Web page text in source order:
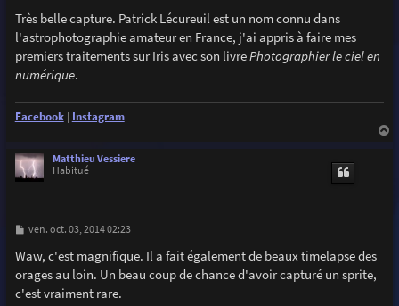
s
s
a
e
Très belle capture. Patrick Lécureuil est un nom connu dans
l'astrophotographie amateur en France, j'ai appris à faire mes
premiers traitements sur Iris avec son livrePhotographier le ciel en
numérique.
Facebook| Instagram
Matthieu Vessiere
Habitué
M
s
s
a
e
ven. oct. 03, 2014 02:23
Waw, c'est magnifique. Il a fait également de beaux timelapse des
orages au loin. Un beau coup de chance d'avoir capturé un sprite,
c'est vraiment rare.